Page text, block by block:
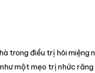
trong điều trị hôi miệng
một mẹo trị nhức răng